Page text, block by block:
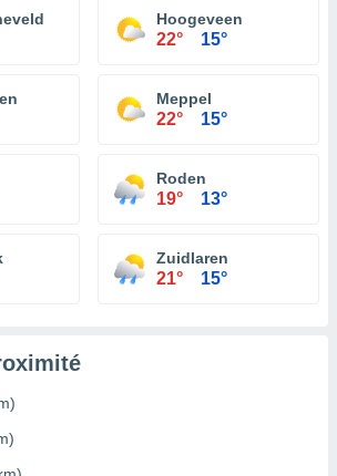
Hoogeveen
22° 15°
Meppel
22° 15°
Roden
19° 13°
Zuidlaren
21° 15°